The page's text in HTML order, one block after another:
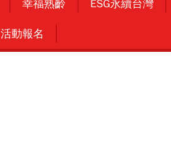
幸福熟齡 ESG永續台灣
活動報名